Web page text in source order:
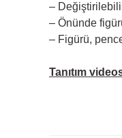
–
– Önünde
– Figürü,
Tanıtım